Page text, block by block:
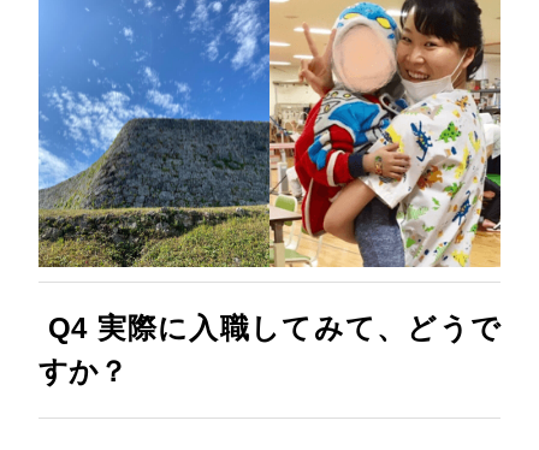
Q4 実際に入職してみて、どうで
すか？